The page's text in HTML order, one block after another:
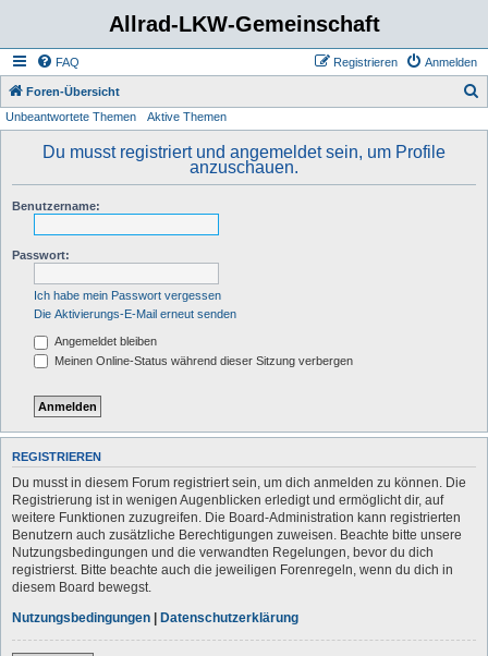
Allrad-LKW-Gemeinschaft
FAQ Anmelden
Registrieren
Foren-Übersicht
Unbeantwortete Themen Aktive Themen
Du musst registriert und angemeldet sein, um Profile
anzuschauen.
Benutzername:
Passwort:
Ich habe mein Passwort vergessen
Die Aktivierungs-E-Mail erneut senden
Angemeldet bleiben
Meinen Online-Status während dieser Sitzung verbergen
REGISTRIEREN
Du musst in diesem Forum registriert sein, um dich anmelden zu können. Die
Registrierung ist in wenigen Augenblicken erledigt und ermöglicht dir, auf
weitere Funktionen zuzugreifen. Die Board-Administration kann registrierten
Benutzern auch zusätzliche Berechtigungen zuweisen. Beachte bitte unsere
Nutzungsbedingungen und die verwandten Regelungen, bevor du dich
registrierst. Bitte beachte auch die jeweiligen Forenregeln, wenn du dich in
diesem Board bewegst.
Nutzungsbedingungen | Datenschutzerklärung